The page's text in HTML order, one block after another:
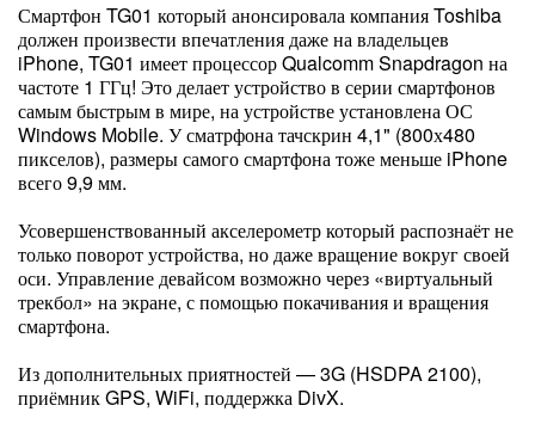
Смартфон TG01 который анонсировала компания Toshiba
должен произвести впечатления даже на владельцев
iPhone, TG01 имеет процессор Qualcomm Snapdragon на
частоте 1 ГГц! Это делает устройство в серии смартфонов
самым быстрым в мире, на устройстве установлена ОС
Windows Mobile. У сматрфона тачскрин 4,1" (800х480
пикселов), размеры самого смартфона тоже меньше iPhone
всего 9,9 мм.
Усовершенствованный акселерометр который распознаёт не
только поворот устройства, но даже вращение вокруг своей
оси. Управление девайсом возможно через «виртуальный
трекбол» на экране, с помощью покачивания и вращения
смартфона.
Из дополнительных приятностей — 3G (HSDPA 2100),
приёмник GPS, WiFi, поддержка DivX.